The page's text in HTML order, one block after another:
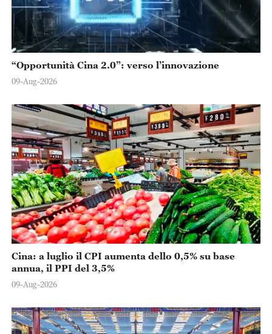
“Opportunità Cina 2.0”: verso l’innovazione
09-Aug-2026
Cina: a luglio il CPI aumenta dello 0,5% su base
annua, il PPI del 3,5%
09-Aug-2026